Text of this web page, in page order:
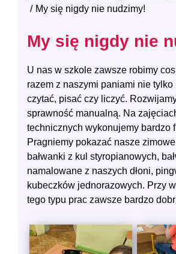
My się nigdy nie nudzimy!
My się nigdy nie
U nas w szkole zawsze robimy
razem z naszymi paniami nie tylko
czytać, pisać czy liczyć.
sprawność manualną. Na
technicznych wykonujemy bardzo
Pragniemy pokazać nasze
bałwanki z kul styropianowych,
namalowane z naszych dłoni,
kubeczków jednorazowych. Przy
tego typu prac zawsze bardzo